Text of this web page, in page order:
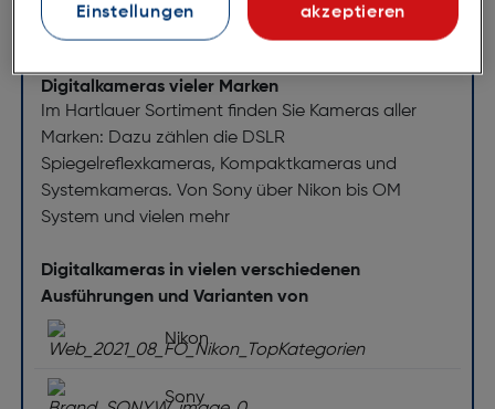
Entdecken Sie unsere
Digitalkameras vieler Marken
Im Hartlauer Sortiment finden Sie Kameras aller
Marken: Dazu zählen die DSLR
Spiegelreflexkameras, Kompaktkameras und
Systemkameras. Von Sony über Nikon bis OM
System und vielen mehr
Digitalkameras in vielen verschiedenen
Ausführungen und Varianten von
Nikon
Sony
Einstellungen
akzeptieren